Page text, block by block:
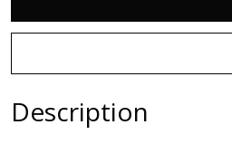
Description